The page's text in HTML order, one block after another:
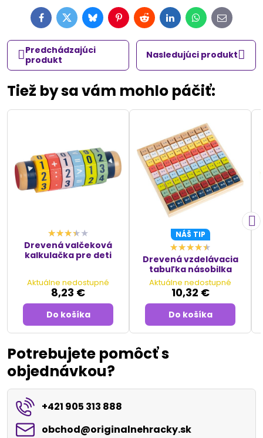
FacebookTwitterBlueskyPinterestRedditLinkedInWhatsApp
E-
mail
Predchádzajúci
produkt
Nasledujúci produkt
Tiež by sa vám mohlo páčiť:
Drevená valčeková
kalkulačka pre deti
Aktuálne nedostupné
8,23 €
Do košíka
NÁŠ TIP
Drevená vzdelávacia
tabuľka násobilka
Aktuálne nedostupné
10,32 €
Do košíka
Potrebujete pomôcť s
objednávkou?
+421 905 313 888
obchod​@originalnehracky​.sk